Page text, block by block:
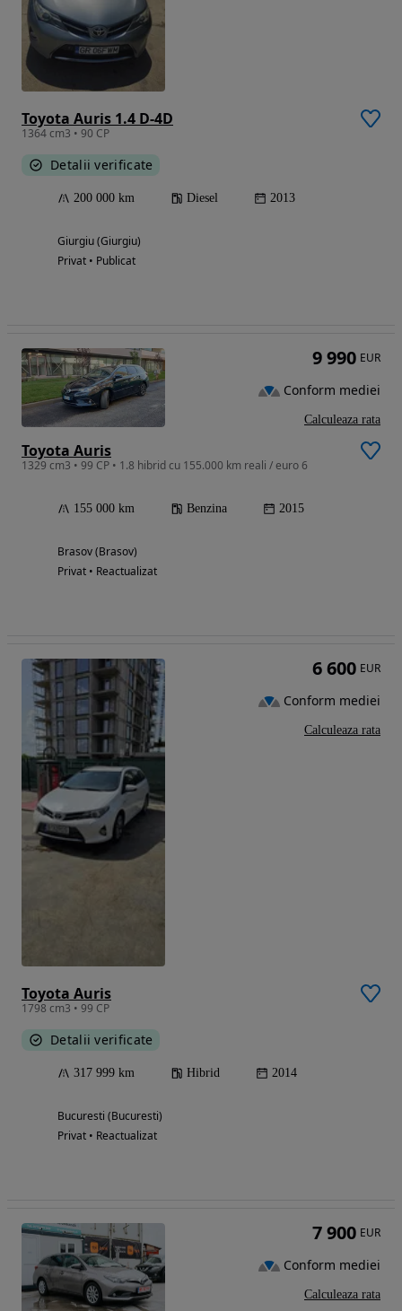
Toyota Auris 1.4 D-4D
1364 cm3 • 90 CP
Detalii verificate
200 000 km Diesel 2013
Giurgiu (Giurgiu)
Privat • Publicat
Toyota Auris
1329 cm3 • 99 CP • 1.8 hibrid cu 155.000 km reali / euro 6
155 000 km Benzina 2015
Brasov (Brasov)
Privat • Reactualizat
9 990 EUR
Conform mediei
Calculeaza rata
Toyota Auris
1798 cm3 • 99 CP
Detalii verificate
317 999 km Hibrid 2014
Bucuresti (Bucuresti)
Privat • Reactualizat
6 600 EUR
Conform mediei
Calculeaza rata
7 900 EUR
Conform mediei
Calculeaza rata